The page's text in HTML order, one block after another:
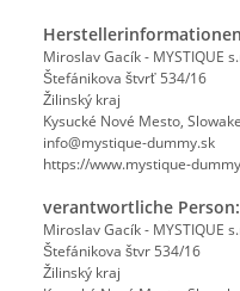
Miroslav Gacík - MYSTIQUE
Štefánikova štvrť 534/16
Žilinský kraj
Kysucké Nové Mesto,
info@mystique-dummy.sk
https://www.mystique-
verantwortliche Person:
Miroslav Gacík - MYSTIQUE
Štefánikova štvr 534/16
Žilinský kraj